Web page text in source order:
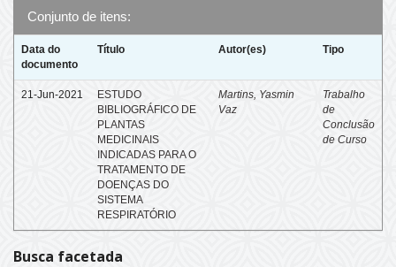
Conjunto de itens:
Data do
documento
Título Autor(es) Tipo
21-Jun-2021
ESTUDO
BIBLIOGRÁFICO DE
PLANTAS
MEDICINAIS
INDICADAS PARA O
TRATAMENTO DE
DOENÇAS DO
SISTEMA
RESPIRATÓRIO
Martins, Yasmin
Vaz
Trabalho
de
Conclusão
de Curso
Busca facetada